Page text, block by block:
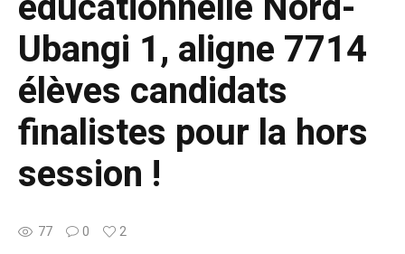
Ubangi 1, aligne 7714
élèves candidats
finalistes pour la hors
session !
77 0 2